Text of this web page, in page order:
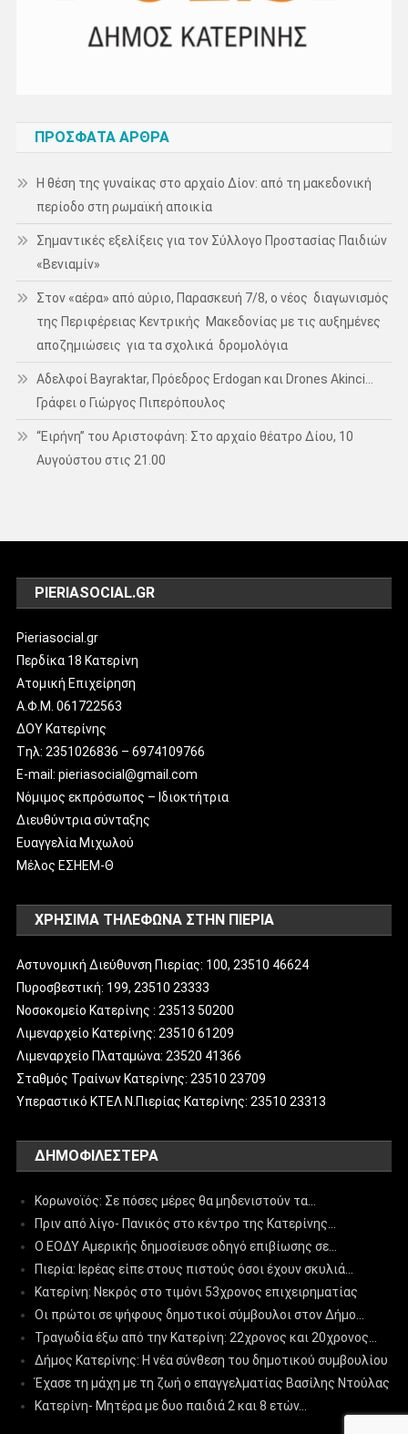
ΠΡΌΣΦΑΤΑ ΆΡΘΡΑ
Η θέση της γυναίκας στο αρχαίο Δίον: από τη μακεδονική
περίοδο στη ρωμαϊκή αποικία
Σημαντικές εξελίξεις για τον Σύλλογο Προστασίας Παιδιών
«Βενιαμίν»
Στον «αέρα» από αύριο, Παρασκευή 7/8, ο νέος διαγωνισμός
της Περιφέρειας Κεντρικής Μακεδονίας με τις αυξημένες
αποζημιώσεις για τα σχολικά δρομολόγια
Αδελφοί Bayraktar, Πρόεδρος Erdogan και Drones Akinci…
Γράφει ο Γιώργος Πιπερόπουλος
“Ειρήνη” του Αριστοφάνη: Στο αρχαίο θέατρο Δίου, 10
Αυγούστου στις 21.00
PIERIASOCIAL.GR
Pieriasocial.gr
Περδίκα 18 Κατερίνη
Ατομική Επιχείρηση
Α.Φ.Μ. 061722563
ΔΟΥ Κατερίνης
Tηλ: 2351026836 – 6974109766
E-mail: pieriasocial@gmail.com
Νόμιμος εκπρόσωπος – Ιδιοκτήτρια
Διευθύντρια σύνταξης
Ευαγγελία Μιχωλού
Μέλος ΕΣΗΕΜ-Θ
ΧΡΗΣΙΜΑ ΤΗΛΕΦΩΝΑ ΣΤΗΝ ΠΙΕΡΙΑ
Αστυνομική Διεύθυνση Πιερίας: 100, 23510 46624
Πυροσβεστική: 199, 23510 23333
Νοσοκομείο Κατερίνης : 23513 50200
Λιμεναρχείο Κατερίνης: 23510 61209
Λιμεναρχείο Πλαταμώνα: 23520 41366
Σταθμός Τραίνων Κατερίνης: 23510 23709
Υπεραστικό ΚΤΕΛ Ν.Πιερίας Κατερίνης: 23510 23313
ΔΗΜΟΦΙΛΈΣΤΕΡΑ
Κορωνοϊός: Σε πόσες μέρες θα μηδενιστούν τα…
Πριν από λίγο- Πανικός στο κέντρο της Κατερίνης…
Ο ΕΟΔΥ Αμερικής δημοσίευσε οδηγό επιβίωσης σε…
Πιερία: Ιερέας είπε στους πιστούς όσοι έχουν σκυλιά…
Κατερίνη: Νεκρός στο τιμόνι 53χρονος επιχειρηματίας
Οι πρώτοι σε ψήφους δημοτικοί σύμβουλοι στον Δήμο…
Τραγωδία έξω από την Κατερίνη: 22χρονος και 20χρονος…
Δήμος Κατερίνης: Η νέα σύνθεση του δημοτικού συμβουλίου
Έχασε τη μάχη με τη ζωή ο επαγγελματίας Βασίλης Ντούλας
Κατερίνη- Μητέρα με δυο παιδιά 2 και 8 ετών…